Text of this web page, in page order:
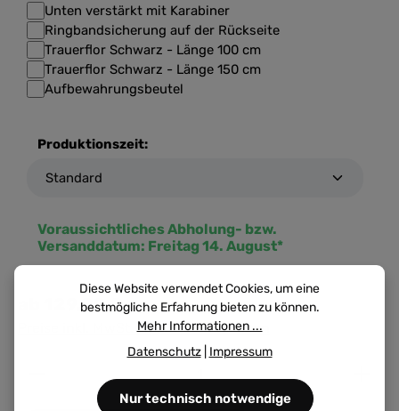
Unten verstärkt mit Karabiner
Ringbandsicherung auf der Rückseite
Trauerflor Schwarz - Länge 100 cm
Trauerflor Schwarz - Länge 150 cm
Aufbewahrungsbeutel
Produktionszeit:
Voraussichtliches Abholung- bzw.
Versanddatum: Freitag 14. August*
Produkt Anzahl: Gib den gewünschten Wert ein
129,90 €
Preise inkl. MwSt. zzgl. Versandkosten
Diese Website verwendet Cookies, um eine
bestmögliche Erfahrung bieten zu können.
Mehr Informationen ...
Datenschutz| Impressum
Nur technisch notwendige